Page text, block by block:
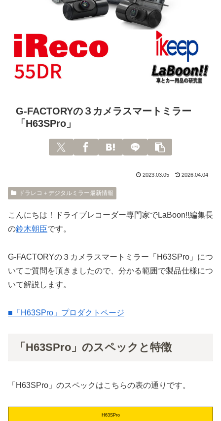
G-FACTORYの３カメラスマートミラー
「H63SPro」
2023.03.05 2026.04.04
ドラレコ＋デジタルミラー最新情報
こんにちは！ドライブレコーダー専門家でLaBoon!!編集長
の鈴木朝臣です。
G-FACTORYの３カメラスマートミラー「H63SPro」につ
いてご質問を頂きましたので、分かる範囲で製品仕様につ
いて解説します。
■「H63SPro」プロダクトページ
「H63SPro」のスペックと特徴
「H63SPro」のスペックはこちらの表の通りです。
H63SPro